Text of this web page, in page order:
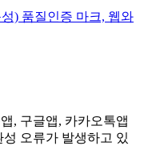
, 구글앱, 카카오톡앱
오류가 발생하고 있